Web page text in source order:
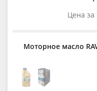
Цена за
Моторное масло